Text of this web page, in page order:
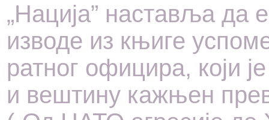
„Нација” наставља да
изводе из књиге
ратног официра, који
и вештину кажњен